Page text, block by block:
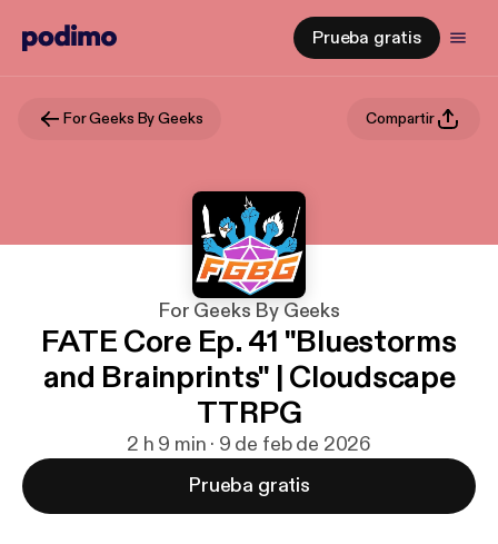
Prueba gratis
For Geeks By Geeks Compartir
For Geeks By Geeks
FATE Core Ep. 41 "Bluestorms
and Brainprints" | Cloudscape
TTRPG
2 h 9 min · 9 de feb de 2026
Prueba gratis